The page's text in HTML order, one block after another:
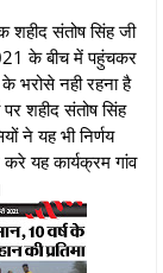
संतोष सिंह जी
के बीच में पहुंचकर
भरोसे नही रहना है
शहीद संतोष सिंह
ने यह भी निर्णय
करे यह कार्यक्रम गांव